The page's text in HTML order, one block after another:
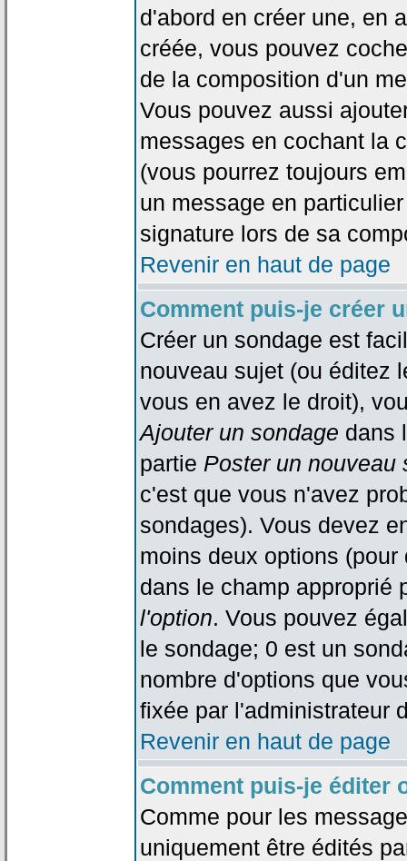
d'abord en créer une, en
créée, vous pouvez
de la composition d'un
Vous pouvez aussi
messages en cochant la
(vous pourrez toujours
un message en
signature lors de sa
Revenir en haut de page
Comment puis-je créer
Créer un sondage est
nouveau sujet (ou éditez
vous en avez le droit),
Ajouter un sondage dans
partie Poster un nouveau
c'est que vous n'avez
sondages). Vous devez
moins deux options
dans le champ
l'option. Vous pouvez
le sondage; 0 est un
nombre d'options que
fixée par l'administrateur
Revenir en haut de page
Comment puis-je éditer
Comme pour les
uniquement être édités